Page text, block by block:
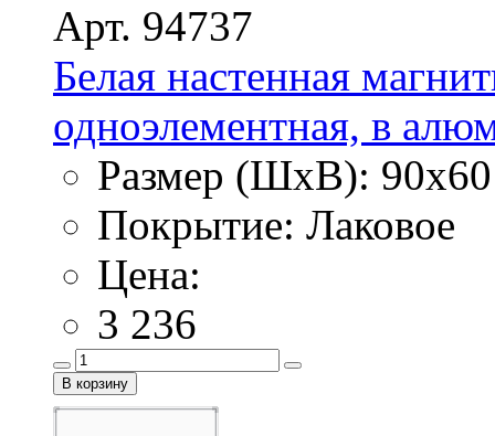
Арт. 94737
Белая настенная
одноэлементная, в
Размер (ШхВ):
Покрытие: Лаковое
Цена:
3 236